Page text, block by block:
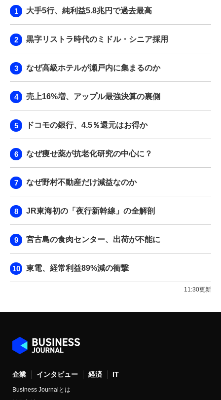
大手5行、純利益5.8兆円で過去最高
黒字リストラ時代のミドル・シニア採用
なぜ高級ホテルが瀬戸内に集まるのか
売上16%増、アップル最強決算の裏側
ドコモの銀行、4.5％還元はお得か
なぜ痩せ薬が抗老化研究の中心に？
なぜ野村不動産だけ減益なのか
JR東海初の「夜行新幹線」の全解剖
宮古島の食肉センター、出荷が不能に
東電、経常利益89%減の衝撃
11:30更新
企業 インタビュー 経済 IT
Business Journalとは